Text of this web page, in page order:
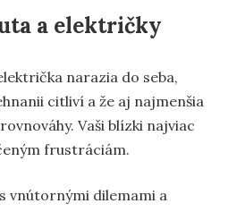
a električky
narazia do seba,
citliví a že aj najmenšia
Vaši blízki najviac
frustráciám.
vnútornými dilemami a